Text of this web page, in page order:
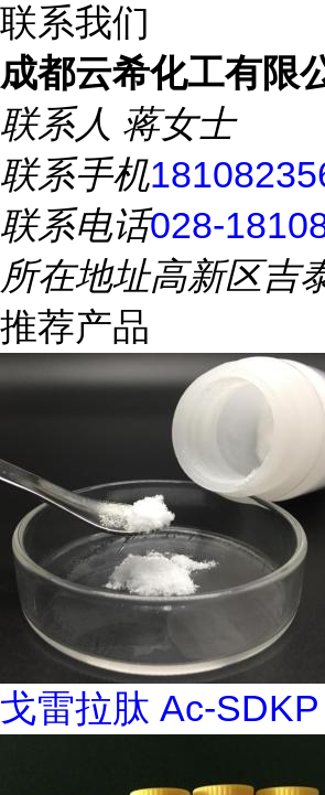
联系我们
成都云希化工有限
联系人 蒋女士
联系手机
联系电话028-
所在地址高新区吉
推荐产品
戈雷拉肽 Ac-SDKP